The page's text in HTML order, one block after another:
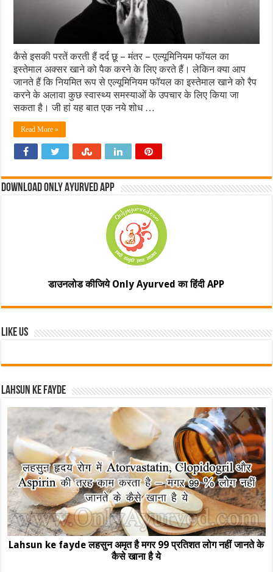
कैसे इसकी परतें करती हैं दर्द छू – मंतर – एल्‍यूमिनियम फॉयल का
इस्‍तेमाल अक्‍सर खाने को पैक करने के लिए करते हैं। लेकिन क्‍या आप
जानते हैं कि नियमित रूप से एल्‍यूमिनियम फॉयल का इस्‍तेमाल खाने को रैप
करने के अलावा कुछ स्‍वास्‍थ्‍य समस्‍याओं के उपचार के लिए किया जा
सकता है। जी हां यह बात एक नये शोध …
Read More »
Download Only Ayurved App
डाउनलोड कीजिये Only Ayurved का हिंदी APP
Like Us
Lahsun ke fayde
Lahsun ke fayde लहसुन अमृत है मगर 99 प्रतिशत लोग नहीं जानते के
कैसे खाना है ये